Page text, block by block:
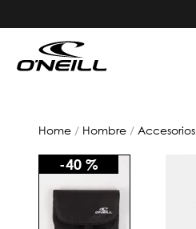
hombre accesorios
-40 %